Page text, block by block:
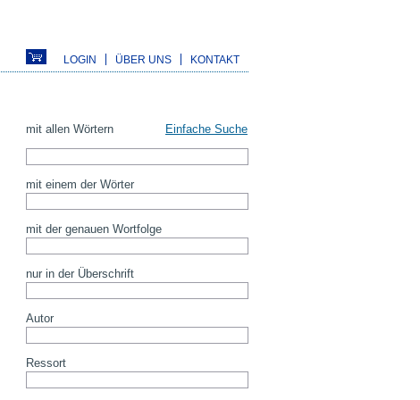
LOGIN ÜBER UNS KONTAKT
mit allen Wörtern Einfache Suche
mit einem der Wörter
mit der genauen Wortfolge
nur in der Überschrift
Autor
Ressort